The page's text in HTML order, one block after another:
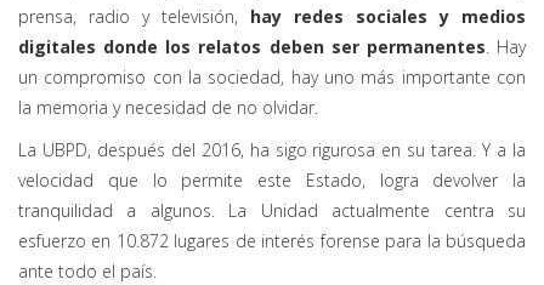
prensa, radio y televisión, hay redes sociales y medios
digitales donde los relatos deben ser permanentes. Hay
un compromiso con la sociedad, hay uno más importante con
la memoria y necesidad de no olvidar.
La UBPD, después del 2016, ha sigo rigurosa en su tarea. Y a la
velocidad que lo permite este Estado, logra devolver la
tranquilidad a algunos. La Unidad actualmente centra su
esfuerzo en 10.872 lugares de interés forense para la búsqueda
ante todo el país.